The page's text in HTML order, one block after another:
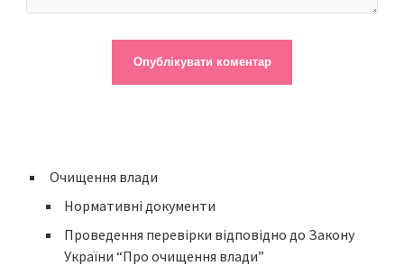
Очищення влади
Нормативні документи
Проведення перевірки відповідно до Закону
України “Про очищення влади”